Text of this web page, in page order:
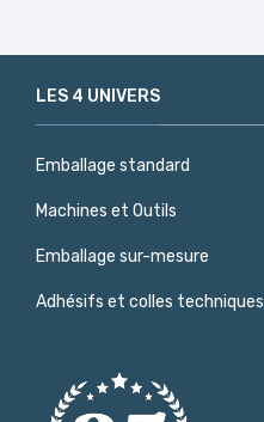
LES 4 UNIVERS
Emballage standard
Machines et Outils
Emballage sur-mesure
Adhésifs et colles techniques